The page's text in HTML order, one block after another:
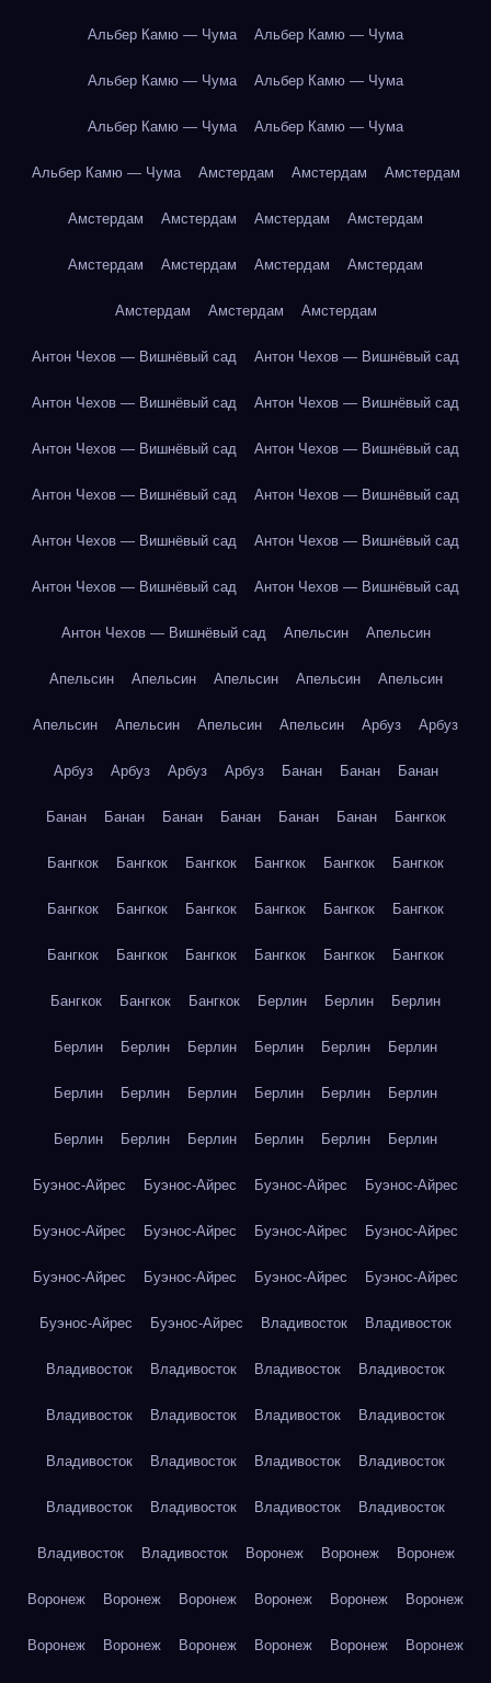
Альбер Камю — Чума Альбер Камю — Чума
Альбер Камю — Чума Альбер Камю — Чума
Альбер Камю — Чума Альбер Камю — Чума
Альбер Камю — Чума Амстердам Амстердам Амстердам
Амстердам Амстердам Амстердам Амстердам
Амстердам Амстердам Амстердам Амстердам
Амстердам Амстердам Амстердам
Антон Чехов — Вишнёвый сад Антон Чехов — Вишнёвый сад
Антон Чехов — Вишнёвый сад Антон Чехов — Вишнёвый сад
Антон Чехов — Вишнёвый сад Антон Чехов — Вишнёвый сад
Антон Чехов — Вишнёвый сад Антон Чехов — Вишнёвый сад
Антон Чехов — Вишнёвый сад Антон Чехов — Вишнёвый сад
Антон Чехов — Вишнёвый сад Антон Чехов — Вишнёвый сад
Антон Чехов — Вишнёвый сад Апельсин Апельсин
Апельсин Апельсин Апельсин Апельсин Апельсин
Апельсин Апельсин Апельсин Апельсин Арбуз Арбуз
Арбуз Арбуз Арбуз Арбуз Банан Банан Банан
Банан Банан Банан Банан Банан Банан Бангкок
Бангкок Бангкок Бангкок Бангкок Бангкок Бангкок
Бангкок Бангкок Бангкок Бангкок Бангкок Бангкок
Бангкок Бангкок Бангкок Бангкок Бангкок Бангкок
Бангкок Бангкок Бангкок Берлин Берлин Берлин
Берлин Берлин Берлин Берлин Берлин Берлин
Берлин Берлин Берлин Берлин Берлин Берлин
Берлин Берлин Берлин Берлин Берлин Берлин
Буэнос-Айрес Буэнос-Айрес Буэнос-Айрес Буэнос-Айрес
Буэнос-Айрес Буэнос-Айрес Буэнос-Айрес Буэнос-Айрес
Буэнос-Айрес Буэнос-Айрес Буэнос-Айрес Буэнос-Айрес
Буэнос-Айрес Буэнос-Айрес Владивосток Владивосток
Владивосток Владивосток Владивосток Владивосток
Владивосток Владивосток Владивосток Владивосток
Владивосток Владивосток Владивосток Владивосток
Владивосток Владивосток Владивосток Владивосток
Владивосток Владивосток Воронеж Воронеж Воронеж
Воронеж Воронеж Воронеж Воронеж Воронеж Воронеж
Воронеж Воронеж Воронеж Воронеж Воронеж Воронеж